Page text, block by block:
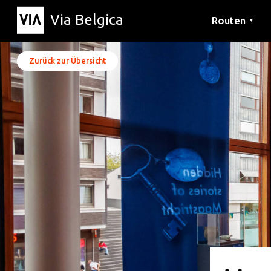
Via Belgica Routen ▼
Zurück zur Übersicht